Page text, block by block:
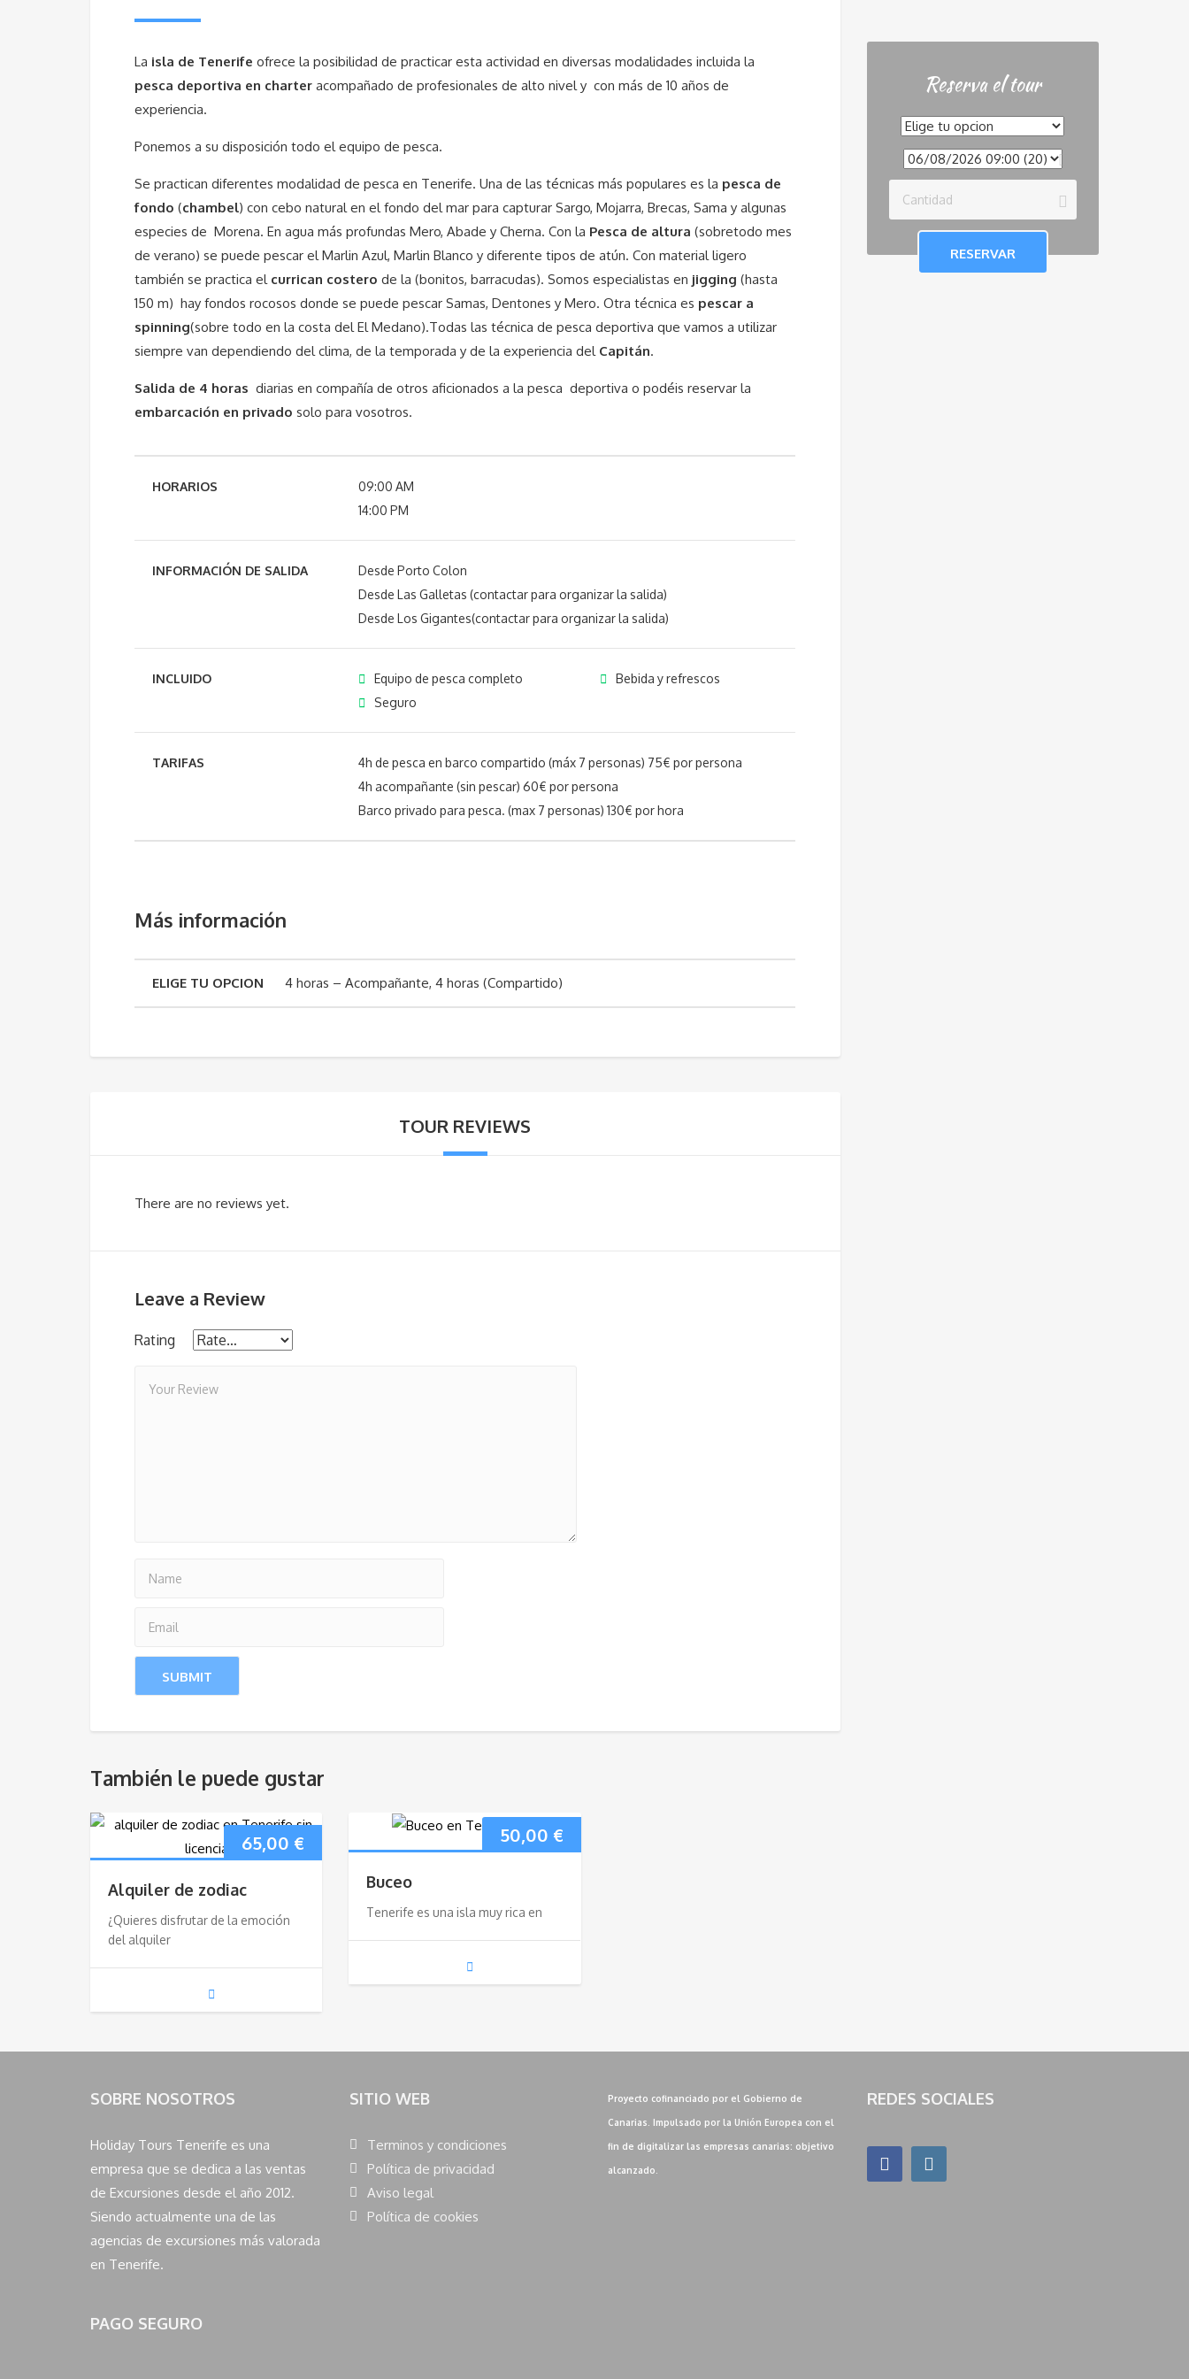
La isla de Tenerife ofrece la posibilidad de practicar esta actividad en diversas modalidades incluida la
pesca deportiva en charter acompañado de profesionales de alto nivel y con más de 10 años de
experiencia.
Ponemos a su disposición todo el equipo de pesca.
Se practican diferentes modalidad de pesca en Tenerife. Una de las técnicas más populares es la pesca de
fondo (chambel) con cebo natural en el fondo del mar para capturar Sargo, Mojarra, Brecas, Sama y algunas
especies de Morena. En agua más profundas Mero, Abade y Cherna. Con la Pesca de altura (sobretodo mes
de verano) se puede pescar el Marlin Azul, Marlin Blanco y diferente tipos de atún. Con material ligero
también se practica el currican costero de la (bonitos, barracudas). Somos especialistas en jigging (hasta
150 m) hay fondos rocosos donde se puede pescar Samas, Dentones y Mero. Otra técnica es pescar a
spinning(sobre todo en la costa del El Medano).Todas las técnica de pesca deportiva que vamos a utilizar
siempre van dependiendo del clima, de la temporada y de la experiencia del Capitán.
Salida de 4 horas diarias en compañía de otros aficionados a la pesca deportiva o podéis reservar la
embarcación en privado solo para vosotros.
HORARIOS
09:00 AM
14:00 PM
INFORMACIÓN DE SALIDA
Desde Porto Colon
Desde Las Galletas (contactar para organizar la salida)
Desde Los Gigantes(contactar para organizar la salida)
INCLUIDO Equipo de pesca completo
Bebida y refrescos
Seguro
TARIFAS
4h de pesca en barco compartido (máx 7 personas) 75€ por persona
4h acompañante (sin pescar) 60€ por persona
Barco privado para pesca. (max 7 personas) 130€ por hora
Más información
ELIGE TU OPCION 4 horas – Acompañante, 4 horas (Compartido)
TOUR REVIEWS
There are no reviews yet.
Leave a Review
Rating
También le puede gustar
65,00 €
Alquiler de zodiac
¿Quieres disfrutar de la emoción
del alquiler
50,00 €
Buceo
Tenerife es una isla muy rica en
Reserva el tour
SOBRE NOSOTROS
Holiday Tours Tenerife es una
empresa que se dedica a las ventas
de Excursiones desde el año 2012.
Siendo actualmente una de las
agencias de excursiones más valorada
en Tenerife.
PAGO SEGURO
SITIO WEB
Terminos y condiciones
Política de privacidad
Aviso legal
Política de cookies
Proyecto cofinanciado por el Gobierno de
Canarias. Impulsado por la Unión Europea con el
fin de digitalizar las empresas canarias: objetivo
alcanzado.
REDES SOCIALES